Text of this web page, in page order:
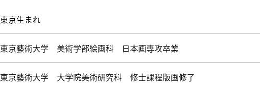
東京生まれ
東京藝術大学 美術学部絵画科 日本画専攻卒業
東京藝術大学 大学院美術研究科 修士課程版画修了